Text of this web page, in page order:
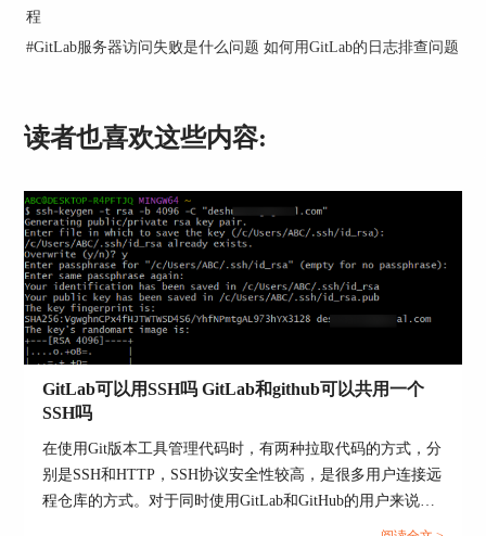
安装 GitLab Runner：要想查提交的IP，首先你需要
在服务器上安装GitLab Runner。它是一个帮助
使用 GitLab API 获取数据：GitLab提供了API接
IP地址。具体来说，你需要调用GitLab的REST
API，使用 /projects/
/repository/commits 这个接口，替换为你项目的
ID，这样就能获取到提交的详细信息，包括IP地
址。
查看服务器日志：如果你需要更详细的提交信息，
你也可以直接去服务器上查找日志文件。管理员可
以登录服务器，进入 /var/log/gitlab/gitlab-rails/ 目
录，查看日志文件，在那里你可以找到每次提交的
IP记录。
这样，你就可以轻松追踪到每次提交的IP地址，确
保提交来源的安全性。
程
#GitLab服务器访问失败是什么问题 如何用GitLab的日志排查问题
读者也喜欢这些内容:
GitLab可以用SSH吗 GitLab和github可以共用一个
SSH吗
在使用Git版本工具管理代码时，有两种拉取代码的方式，分
别是SSH和HTTP，SSH协议安全性较高，是很多用户连接远
程仓库的方式。对于同时使用GitLab和GitHub的用户来说，
能不能二者共用一个SSH呢？本文将为大家介绍GitLab可以